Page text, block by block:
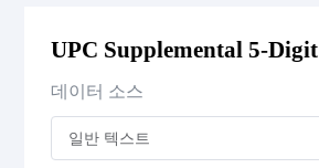
UPC Supplemental 2-Digit
UPC Supplemental 5-Digit
데이터 소스